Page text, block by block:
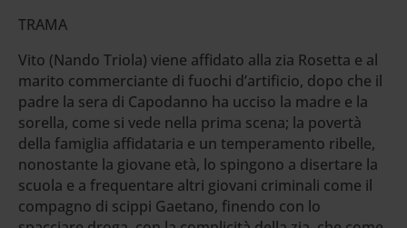
TRAMA
Vito (Nando Triola) viene affidato alla zia Rosetta e al
marito commerciante di fuochi d’artificio, dopo che il
padre la sera di Capodanno ha ucciso la madre e la
sorella, come si vede nella prima scena; la povertà
della famiglia affidataria e un temperamento ribelle,
nonostante la giovane età, lo spingono a disertare la
scuola e a frequentare altri giovani criminali come il
compagno di scippi Gaetano, finendo con lo